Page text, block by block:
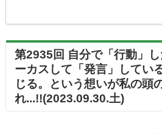
第2935回 自分で「行動」
ーカスして「発言」してい
じる。という想いが私の頭
れ...!!(2023.09.30.土)